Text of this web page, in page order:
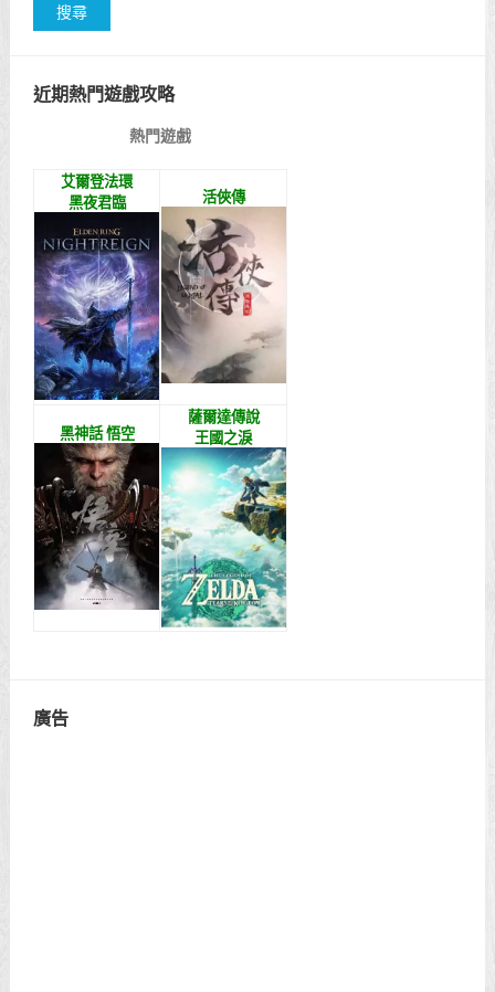
近期熱門遊戲攻略
熱門遊戲
艾爾登法環
黑夜君臨
活俠傳
黑神話 悟空
薩爾達傳說
王國之淚
廣告